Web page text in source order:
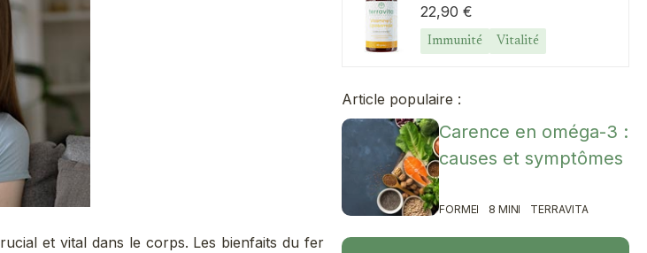
et vital dans le corps. Les bienfaits du fer
Prix de vente
22,90 €
Immunité Vitalité
Article populaire :
Carence en oméga-3 :
causes et symptômes
FORME 8 MIN TERRAVITA